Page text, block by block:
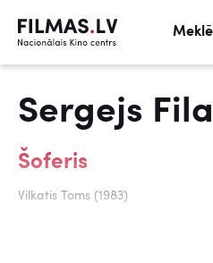
Sergejs
Šoferis
Vilkatis Toms (1983)